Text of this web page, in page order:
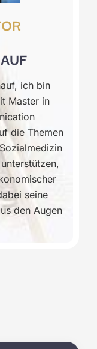
ich bin
Master in
die Themen
seine
den Augen